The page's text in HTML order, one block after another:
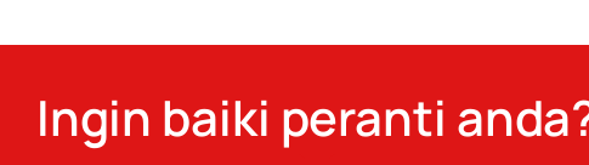
Ingin baiki peranti